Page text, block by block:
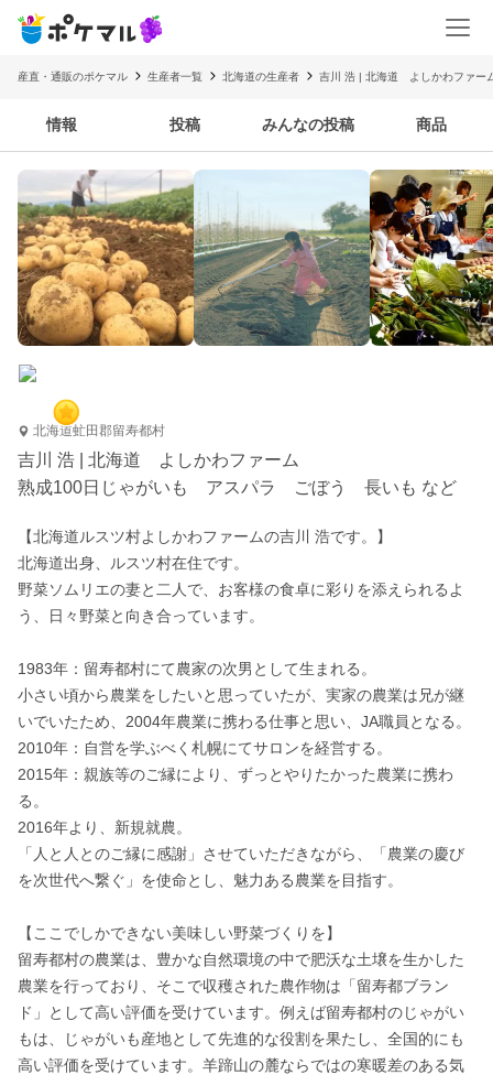
産直・通販のポケマル 生産者一覧 北海道の生産者 吉川 浩 | 北海道 よしかわファー
情報 投稿 みんなの投稿 商品
北海道虻田郡留寿都村
吉川 浩 | 北海道 よしかわファーム
熟成100日じゃがいも アスパラ ごぼう 長いも など
【北海道ルスツ村よしかわファームの吉川 浩です。】
北海道出身、ルスツ村在住です。
野菜ソムリエの妻と二人で、お客様の食卓に彩りを添えられるよ
う、日々野菜と向き合っています。
1983年：留寿都村にて農家の次男として生まれる。
小さい頃から農業をしたいと思っていたが、実家の農業は兄が継
いでいたため、2004年農業に携わる仕事と思い、JA職員となる。
2010年：自営を学ぶべく札幌にてサロンを経営する。
2015年：親族等のご縁により、ずっとやりたかった農業に携わ
る。
2016年より、新規就農。
「人と人とのご縁に感謝」させていただきながら、「農業の慶び
を次世代へ繋ぐ」を使命とし、魅力ある農業を目指す。
【ここでしかできない美味しい野菜づくりを】
留寿都村の農業は、豊かな自然環境の中で肥沃な土壌を生かした
農業を行っており、そこで収穫された農作物は「留寿都ブラン
ド」として高い評価を受けています。例えば留寿都村のじゃがい
もは、じゃがいも産地として先進的な役割を果たし、全国的にも
高い評価を受けています。羊蹄山の麓ならではの寒暖差のある気